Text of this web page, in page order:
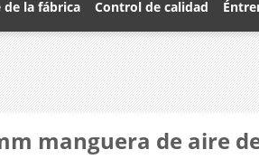
de la fábrica Control de calidad
manguera de aire